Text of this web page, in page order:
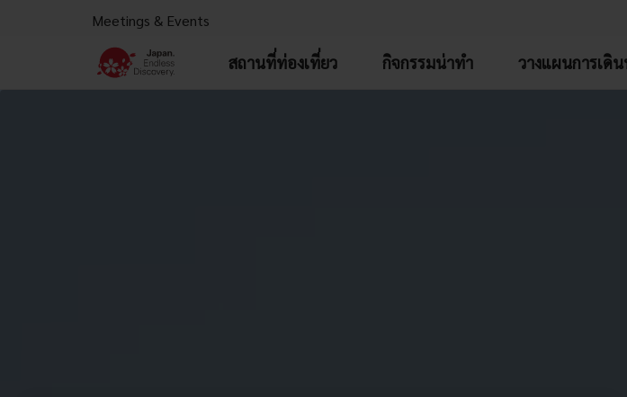
Meetings & Events
สถานที่ท่องเที่ยว กิจกรรมน่าทำ วางแผนการเดิ